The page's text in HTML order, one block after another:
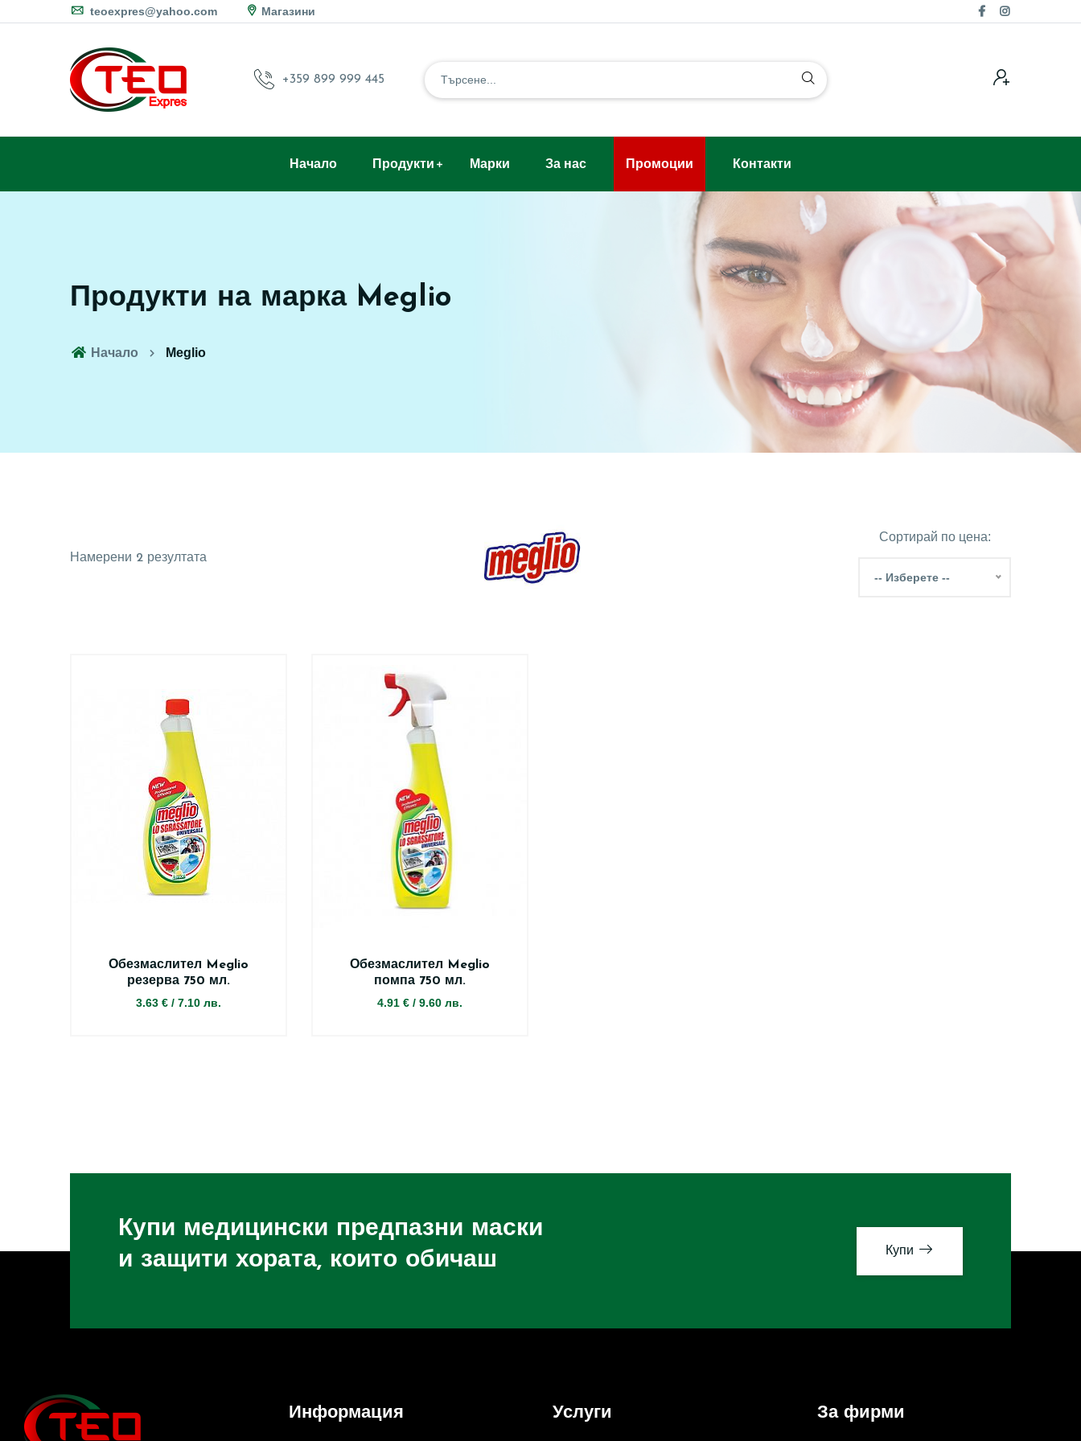
teoexpres@yahoo.com Магазини
+359 899 999 445
Начало Продукти Марки За нас Промоции Контакти
Продукти на марка Meglio
Начало Meglio
Намерени 2 резултата
Сортирай по цена:
-- Изберете --
Обезмаслител Meglio
резерва 750 мл.
3.63 € / 7.10 лв.
Обезмаслител Meglio
помпа 750 мл.
4.91 € / 9.60 лв.
Купи медицински предпазни маски
и защити хората, които обичаш
Купи
Информация Услуги За фирми